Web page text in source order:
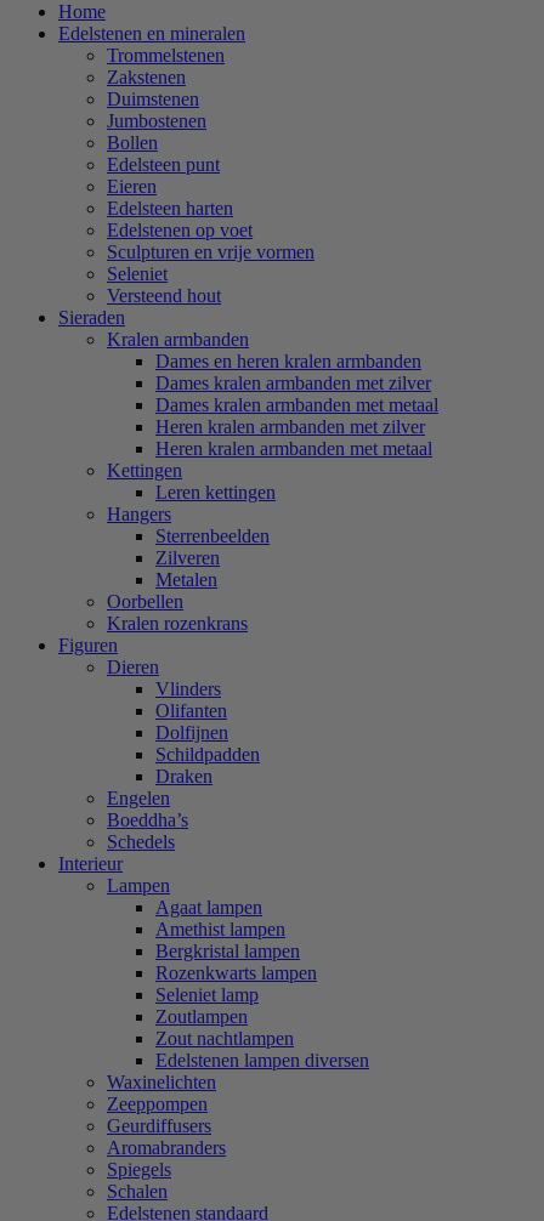
Home
Edelstenen en mineralen
Trommelstenen
Zakstenen
Duimstenen
Jumbostenen
Bollen
Edelsteen punt
Eieren
Edelsteen harten
Edelstenen op voet
Sculpturen en vrije vormen
Seleniet
Versteend hout
Sieraden
Kralen armbanden
Dames en heren kralen armbanden
Dames kralen armbanden met zilver
Dames kralen armbanden met metaal
Heren kralen armbanden met zilver
Heren kralen armbanden met metaal
Kettingen
Leren kettingen
Hangers
Sterrenbeelden
Zilveren
Metalen
Oorbellen
Kralen rozenkrans
Figuren
Dieren
Vlinders
Olifanten
Dolfijnen
Schildpadden
Draken
Engelen
Boeddha’s
Schedels
Interieur
Lampen
Agaat lampen
Amethist lampen
Bergkristal lampen
Rozenkwarts lampen
Seleniet lamp
Zoutlampen
Zout nachtlampen
Edelstenen lampen diversen
Waxinelichten
Zeeppompen
Geurdiffusers
Aromabranders
Spiegels
Schalen
Edelstenen standaard